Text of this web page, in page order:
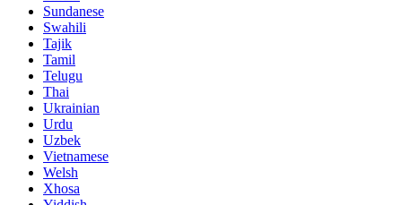
Sundanese
Swahili
Tajik
Tamil
Telugu
Thai
Ukrainian
Urdu
Uzbek
Vietnamese
Welsh
Xhosa